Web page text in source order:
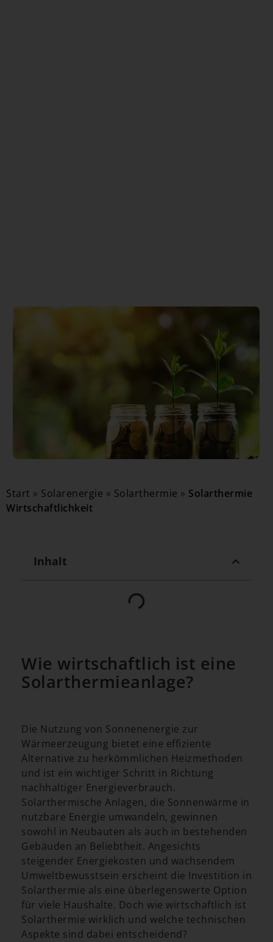
Start » Solarenergie » Solarthermie » Solarthermie
Wirtschaftlichkeit
Inhalt
Wie wirtschaftlich ist eine
Solarthermieanlage?
Die Nutzung von Sonnenenergie zur
Wärmeerzeugung bietet eine effiziente
Alternative zu herkömmlichen Heizmethoden
und ist ein wichtiger Schritt in Richtung
nachhaltiger Energieverbrauch.
Solarthermische Anlagen, die Sonnenwärme in
nutzbare Energie umwandeln, gewinnen
sowohl in Neubauten als auch in bestehenden
Gebäuden an Beliebtheit. Angesichts
steigender Energiekosten und wachsendem
Umweltbewusstsein erscheint die Investition in
Solarthermie als eine überlegenswerte Option
für viele Haushalte. Doch wie wirtschaftlich ist
Solarthermie wirklich und welche technischen
Aspekte sind dabei entscheidend?